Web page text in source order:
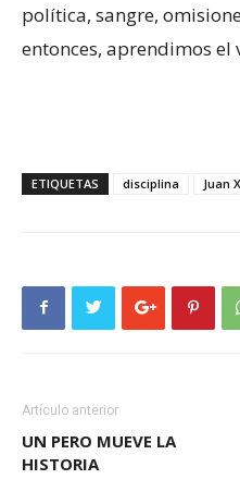
política, sangre,
entonces, aprendimos el
ETIQUETAS disciplina Juan
Artículo anterior
UN PERO MUEVE LA
HISTORIA